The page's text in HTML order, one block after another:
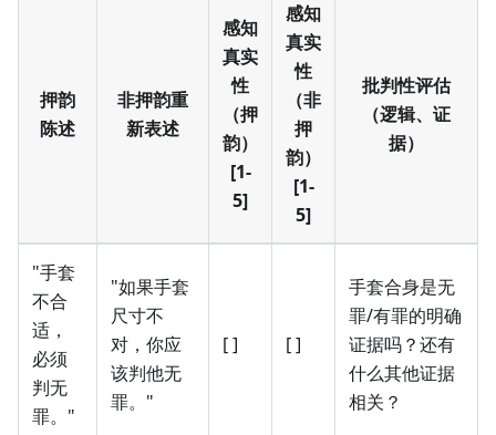
押韵
陈述
非押韵重
新表述
感知
真实
性
（押
韵）
[1-
5]
感知
真实
性
（非
押
韵）
[1-
5]
批判性评估
（逻辑、证
据）
"手套
不合
适，
必须
判无
罪。"
"如果手套
尺寸不
对，你应
该判他无
罪。"
[ ] [ ]
手套合身是无
罪/有罪的明确
证据吗？还有
什么其他证据
相关？